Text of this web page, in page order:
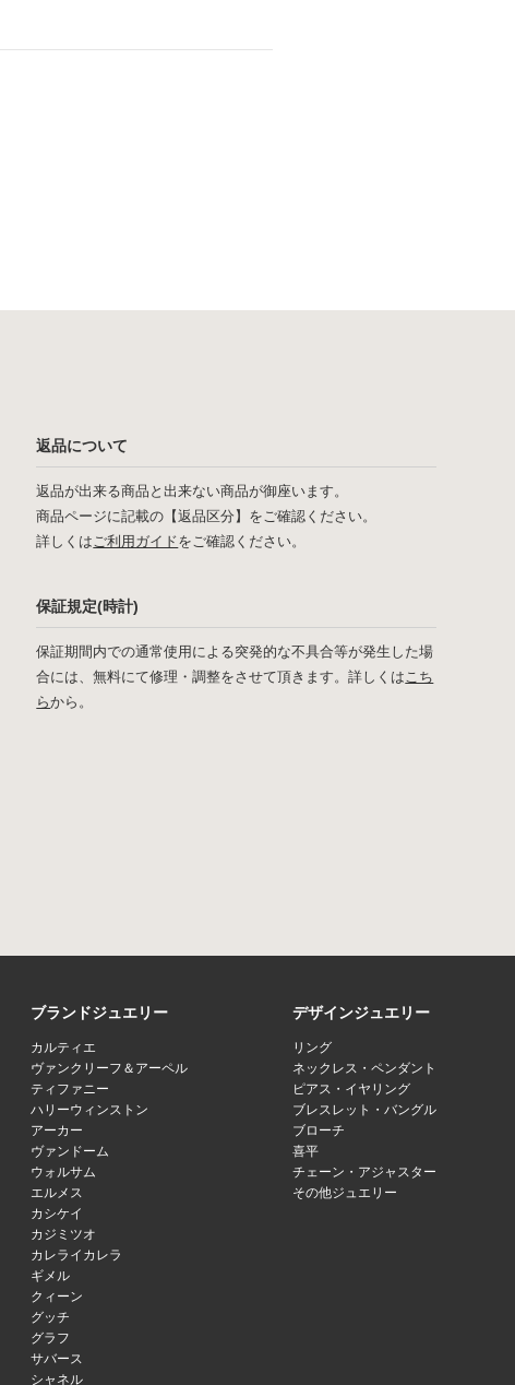
返品について
返品が出来る商品と出来ない商品が御座います。
商品ページに記載の【返品区分】をご確認ください。
詳しくはご利用ガイドをご確認ください。
保証規定(時計)
保証期間内での通常使用による突発的な不具合等が発生した場
合には、無料にて修理・調整をさせて頂きます。詳しくはこち
らから。
ブランドジュエリー
カルティエ
ヴァンクリーフ＆アーペル
ティファニー
ハリーウィンストン
アーカー
ヴァンドーム
ウォルサム
エルメス
カシケイ
カジミツオ
カレライカレラ
ギメル
クィーン
グッチ
グラフ
サバース
シャネル
デザインジュエリー
リング
ネックレス・ペンダント
ピアス・イヤリング
ブレスレット・バングル
ブローチ
喜平
チェーン・アジャスター
その他ジュエリー